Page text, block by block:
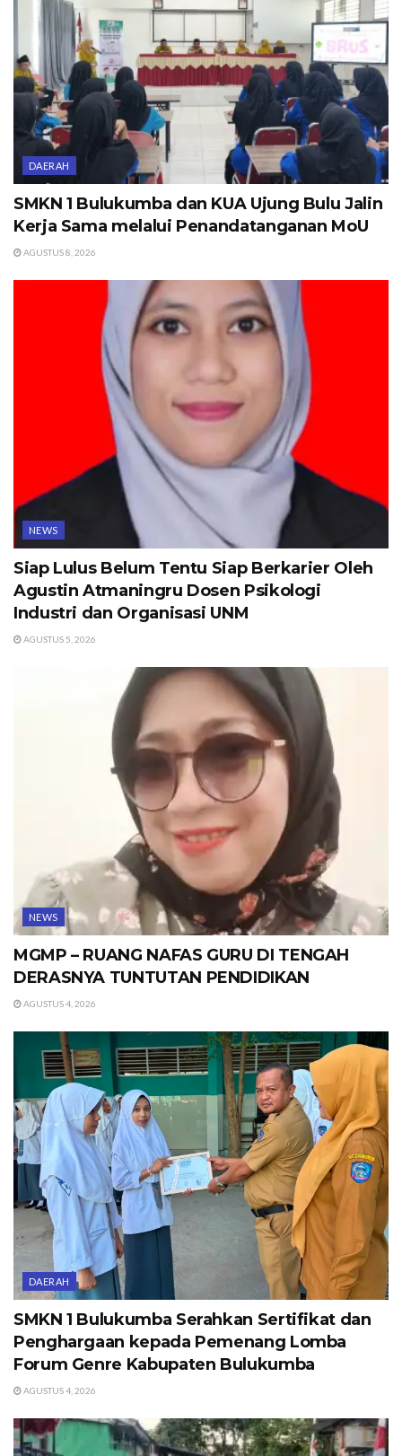
DAERAH
SMKN 1 Bulukumba dan KUA Ujung Bulu Jalin
Kerja Sama melalui Penandatanganan MoU
AGUSTUS 8, 2026
NEWS
Siap Lulus Belum Tentu Siap Berkarier Oleh
Agustin Atmaningru Dosen Psikologi
Industri dan Organisasi UNM
AGUSTUS 5, 2026
NEWS
MGMP – RUANG NAFAS GURU DI TENGAH
DERASNYA TUNTUTAN PENDIDIKAN
AGUSTUS 4, 2026
DAERAH
SMKN 1 Bulukumba Serahkan Sertifikat dan
Penghargaan kepada Pemenang Lomba
Forum Genre Kabupaten Bulukumba
AGUSTUS 4, 2026